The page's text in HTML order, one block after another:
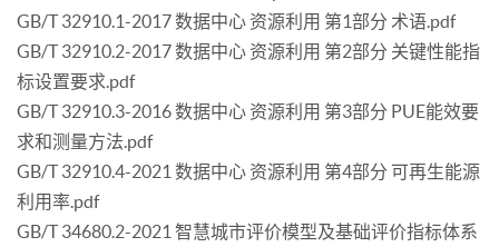
GB/T 32910.1-2017 数据中心 资源利用 第1部分 术语.pdf
GB/T 32910.2-2017 数据中心 资源利用 第2部分 关键性能指
标设置要求.pdf
GB/T 32910.3-2016 数据中心 资源利用 第3部分 PUE能效要
求和测量方法.pdf
GB/T 32910.4-2021 数据中心 资源利用 第4部分 可再生能源
利用率.pdf
GB/T 34680.2-2021 智慧城市评价模型及基础评价指标体系